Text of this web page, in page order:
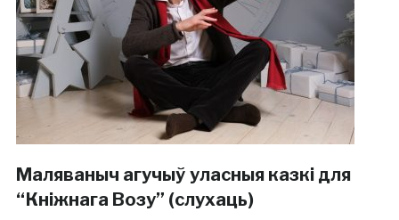
Маляваныч агучыў уласныя казкі для
“Кніжнага Возу” (слухаць)